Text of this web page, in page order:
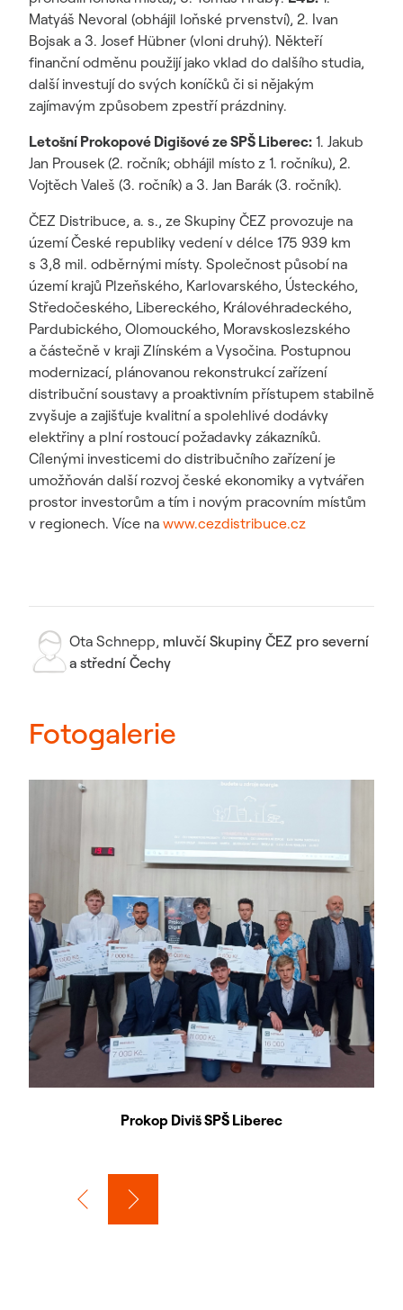
Matyáš Nevoral (obhájil loňské prvenství), 2. Ivan
Bojsak a 3. Josef Hübner (vloni druhý). Někteří
finanční odměnu použijí jako vklad do dalšího studia,
další investují do svých koníčků či si nějakým
zajímavým způsobem zpestří prázdniny.
Letošní Prokopové Digišové ze SPŠ Liberec: 1. Jakub
Jan Prousek (2. ročník; obhájil místo z 1. ročníku), 2.
Vojtěch Valeš (3. ročník) a 3. Jan Barák (3. ročník).
ČEZ Distribuce, a. s., ze Skupiny ČEZ provozuje na
území České republiky vedení v délce 175 939 km
s 3,8 mil. odběrnými místy. Společnost působí na
území krajů Plzeňského, Karlovarského, Ústeckého,
Středočeského, Libereckého, Královéhradeckého,
Pardubického, Olomouckého, Moravskoslezského
a částečně v kraji Zlínském a Vysočina. Postupnou
modernizací, plánovanou rekonstrukcí zařízení
distribuční soustavy a proaktivním přístupem stabilně
zvyšuje a zajišťuje kvalitní a spolehlivé dodávky
elektřiny a plní rostoucí požadavky zákazníků.
Cílenými investicemi do distribučního zařízení je
umožňován další rozvoj české ekonomiky a vytvářen
prostor investorům a tím i novým pracovním místům
v regionech. Více na www.cezdistribuce.cz
Ota Schnepp, mluvčí Skupiny ČEZ pro severní
a střední Čechy
Fotogalerie
Prokop Diviš SPŠ Liberec